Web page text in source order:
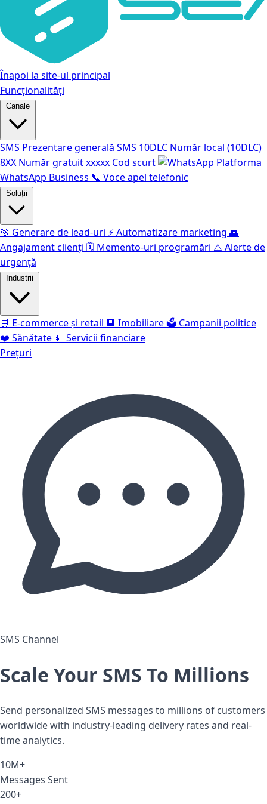
Înapoi la site-ul principal
Funcționalități
Canale
SMS Prezentare generală SMS 10DLC Număr local (10DLC)
8XX Număr gratuitxxxxx Cod scurt
Platforma
WhatsApp Business 📞 Voce apel telefonic
Soluții
🎯 Generare de lead-uri ⚡️Automatizare marketing 👥
Angajament clienți 🗓️ Memento-uri programări ⚠️ Alerte de
urgență
Industrii
🛒 E-commerce și retail 🏢 Imobiliare 🗳️ Campanii politice
❤️ Sănătate 💵 Servicii financiare
Prețuri
SMS Channel
Scale Your SMS To Millions
Send personalized SMS messages to millions of customers
worldwide with industry-leading delivery rates and real-
time analytics.
10M+
Messages Sent
200+